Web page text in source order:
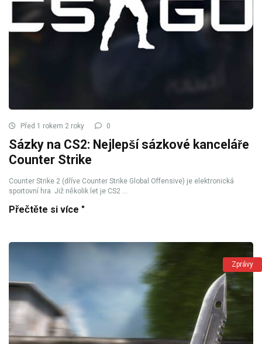
Před 1 rokem 2 roky 0
Sázky na CS2: Nejlepší sázkové kanceláře
Counter Strike
Counter Strike 2 (dříve Counter Strike Global Offensive) je elektronická
sportovní hra. Již několik let je CS2 ...
Přečtěte si více "
Zprávy